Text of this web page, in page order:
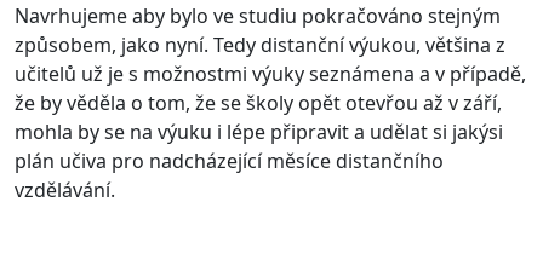
Navrhujeme aby bylo ve studiu pokračováno stejným
způsobem, jako nyní. Tedy distanční výukou, většina z
učitelů už je s možnostmi výuky seznámena a v případě,
že by věděla o tom, že se školy opět otevřou až v září,
mohla by se na výuku i lépe připravit a udělat si jakýsi
plán učiva pro nadcházející měsíce distančního
vzdělávání.